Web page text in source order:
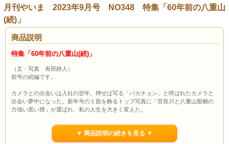
月刊やいま 2023年9月号 NO348 特集「60年前の八重山
(続)」
商品説明
特集「60年前の八重山(続)」
（文・写真 有田静人）
前号の続編です。
カメラとの出会いは入社の翌年。押せば写る「バカチョン」と呼ばれたカメラと
出会い夢中になった。新年号の１面を飾るトップ写真に「宮良川と八重山製糖の
力強い黒い煙」が選ばれ、私の人生を大きく変えた。
この号に関連するバックナンバーは2023年8月号、2024年8月号で
▼ 商品説明の続きを見る ▼